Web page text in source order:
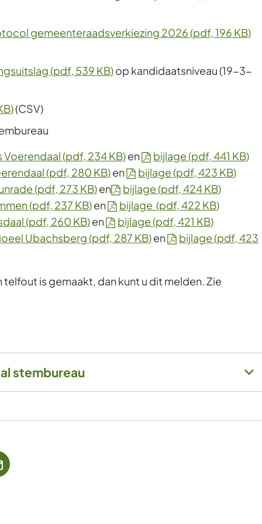
gemeenteraadsverkiezing 2026(pdf, 196 KB)
(pdf, 539 KB)op kandidaatsniveau (19-3-
)(CSV)
Voerendaal(pdf, 234 KB)en bijlage(pdf, 441 KB)
(pdf, 280 KB)en bijlage(pdf, 423 KB)
(pdf, 273 KB)en bijlage(pdf, 424 KB)
(pdf, 237 KB)en bijlage(pdf, 422 KB)
(pdf, 260 KB)en bijlage(pdf, 421 KB)
Ubachsberg(pdf, 287 KB)en bijlage(pdf, 423
telfout is gemaakt, dan kunt u dit melden. Zie
stembureau